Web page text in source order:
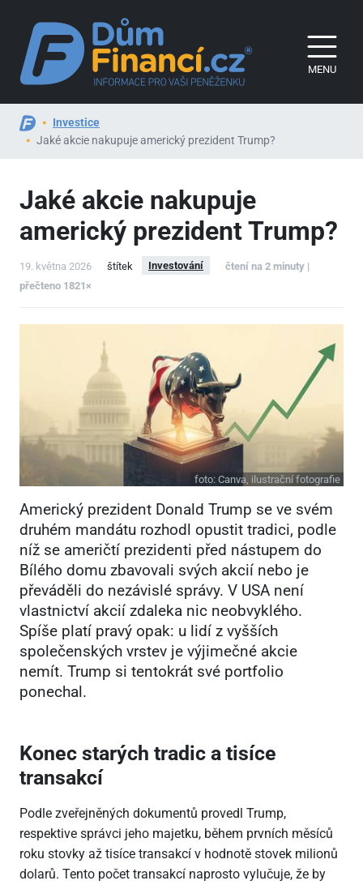
MENU
Investice
Jaké akcie nakupuje americký prezident Trump?
Jaké akcie nakupuje
americký prezident Trump?
19. května 2026 štítek Investování
čtení na 2 minuty |
přečteno 1821×
foto: Canva, ilustrační fotografie
Americký prezident Donald Trump se ve svém
druhém mandátu rozhodl opustit tradici, podle
níž se američtí prezidenti před nástupem do
Bílého domu zbavovali svých akcií nebo je
převáděli do nezávislé správy. V USA není
vlastnictví akcií zdaleka nic neobvyklého.
Spíše platí pravý opak: u lidí z vyšších
společenských vrstev je výjimečné akcie
nemít. Trump si tentokrát své portfolio
ponechal.
Konec starých tradic a tisíce
transakcí
Podle zveřejněných dokumentů provedl Trump,
respektive správci jeho majetku, během prvních měsíců
roku stovky až tisíce transakcí v hodnotě stovek milionů
dolarů. Tento počet transakcí naprosto vylučuje, že by